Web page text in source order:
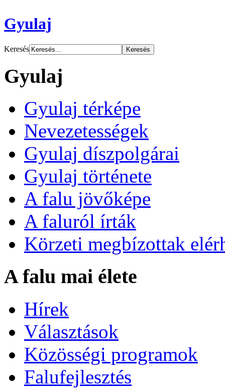
Gyulaj
Keresés
Gyulaj
Gyulaj térképe
Nevezetességek
Gyulaj díszpolgárai
Gyulaj története
A falu jövőképe
A faluról írták
Körzeti megbízottak
A falu mai élete
Hírek
Választások
Közösségi programok
Falufejlesztés